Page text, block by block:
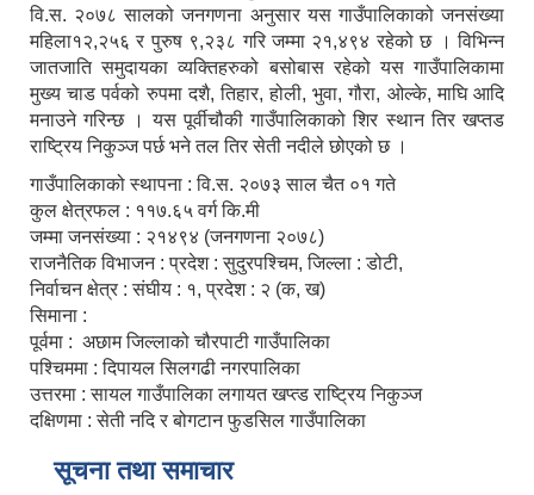
वि.स. २०७८ सालको जनगणना अनुसार यस गाउँपालिकाको जनसंख्या
महिला१२,२५६ र पुरुष ९,२३८ गरि जम्मा २१,४९४ रहेको छ । विभिन्न
जातजाति समुदायका व्यक्तिहरुको बसोबास रहेको यस गाउँपालिकामा
मुख्य चाड पर्वको रुपमा दशै, तिहार, होली, भुवा, गौरा, ओल्के, माघि आदि
मनाउने गरिन्छ । यस पूर्वीचौकी गाउँपालिकाको शिर स्थान तिर खप्तड
राष्ट्रिय निकुञ्ज पर्छ भने तल तिर सेती नदीले छोएको छ ।
गाउँपालिकाको स्थापना : वि.स. २०७३ साल चैत ०१ गते
कुल क्षेत्रफल : ११७.६५ वर्ग कि.मी
जम्मा जनसंख्या : २१४९४ (जनगणना २०७८)
राजनैतिक विभाजन : प्रदेश : सुदुरपश्चिम, जिल्ला : डोटी,
निर्वाचन क्षेत्र : संघीय : १, प्रदेश : २ (क, ख)
सिमाना :
पूर्वमा : अछाम जिल्लाको चौरपाटी गाउँपालिका
पश्चिममा : दिपायल सिलगढी नगरपालिका
उत्तरमा : सायल गाउँपालिका लगायत खप्त्ड राष्ट्रिय निकुञ्ज
दक्षिणमा : सेती नदि र बोगटान फुडसिल गाउँपालिका
सूचना तथा समाचार